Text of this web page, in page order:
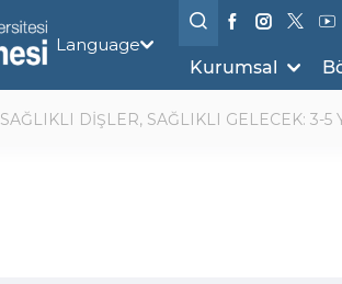
Language
Kurumsal
SAĞLIKLI DİŞLER, SAĞLIKLI GELECEK: 3-